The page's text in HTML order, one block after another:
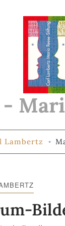
Lambertz